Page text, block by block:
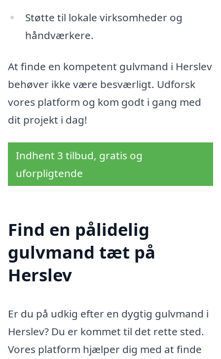
Støtte til lokale virksomheder og
håndværkere.
At finde en kompetent gulvmand i Herslev
behøver ikke være besværligt. Udforsk
vores platform og kom godt i gang med
dit projekt i dag!
Indhent 3 tilbud, gratis og
uforpligtende
Find en pålidelig
gulvmand tæt på
Herslev
Er du på udkig efter en dygtig gulvmand i
Herslev? Du er kommet til det rette sted.
Vores platform hjælper dig med at finde